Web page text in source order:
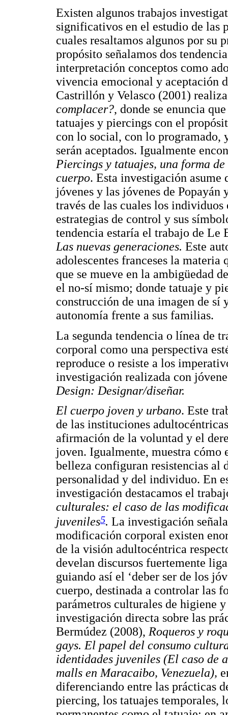
Existen algunos trabajos
significativos en el estudio de las
cuales resaltamos algunos por su
propósito señalamos dos
interpretación conceptos como
vivencia emocional y aceptación
Castrillón y Velasco (2001)
complacer?, donde se enuncia
tatuajes y piercings con el
con lo social, con lo programado,
serán aceptados. Igualmente
Piercings y tatuajes, una forma
cuerpo. Esta investigación asume
jóvenes y las jóvenes de
través de las cuales los
estrategias de control y sus
tendencia estaría el trabajo de Le
Las nuevas generaciones. Este
adolescentes franceses la
que se mueve en la ambigüedad
el no-sí mismo; donde tatuaje y
construcción de una imagen de
autonomía frente a sus familias.
La segunda tendencia o línea de
corporal como una perspectiva
reproduce o resiste a los
investigación realizada con
Design: Designar/diseñar.
El cuerpo joven y urbano. Este
de las instituciones
afirmación de la voluntad y el
joven. Igualmente, muestra
belleza configuran resistencias
personalidad y del individuo. En
investigación destacamos el
culturales: el caso de las
juveniles5. La investigación
modificación corporal existen
de la visión adultocéntrica
develan discursos fuertemente
guiando así el ‘deber ser de los
cuerpo, destinada a controlar las
parámetros culturales de higiene
investigación directa sobre las
Bermúdez (2008), Roqueros y
gays. El papel del consumo
identidades juveniles (El caso de
malls en Maracaibo, Venezuela),
diferenciando entre las prácticas
piercing, los tatuajes temporales,